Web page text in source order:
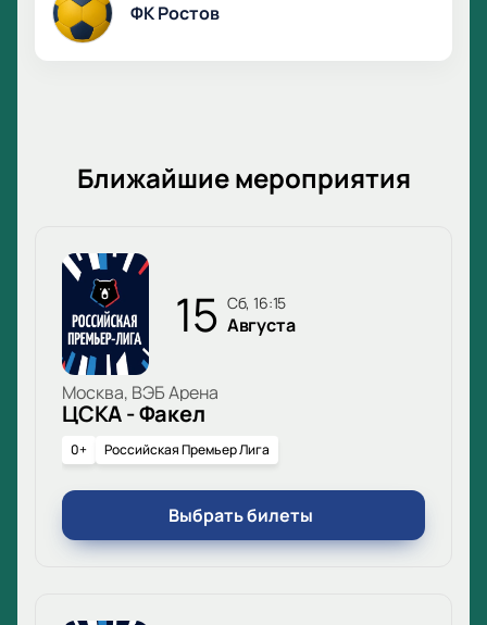
ФК Ростов
Ближайшие мероприятия
15 сб, 16:15
Августа
Москва, ВЭБ Арена
ЦСКА - Факел
0+ Российская Премьер Лига
Выбрать билеты